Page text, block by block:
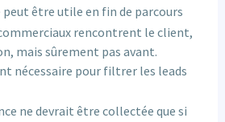
peut être utile en fin de parcours
rencontrent le client,
mais sûrement pas avant.
nécessaire pour filtrer les leads
ne devrait être collectée que si